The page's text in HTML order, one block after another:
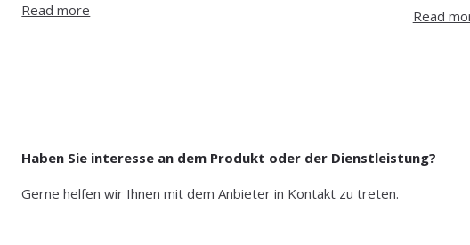
Read more Read
Haben Sie interesse an dem Produkt oder der Dienstleistung?
Gerne helfen wir Ihnen mit dem Anbieter in Kontakt zu treten.